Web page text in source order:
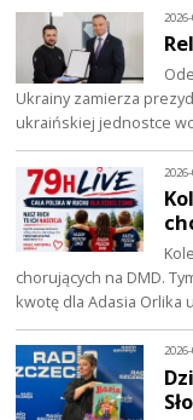
Ukrainy zamierza
ukraińskiej jednostce
chorujących na DMD.
kwotę dla Adasia Orlika